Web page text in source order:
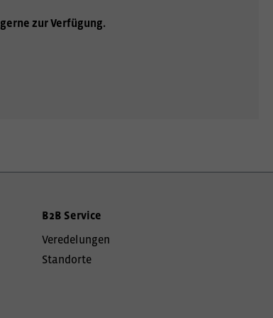
zur Verfügung.
B2B Service
Veredelungen
Standorte